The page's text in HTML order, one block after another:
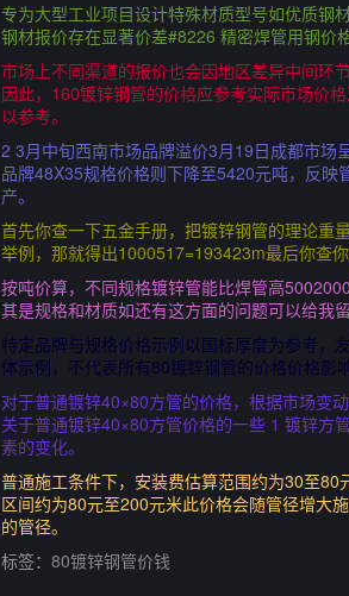
专为大型工业项目设计特殊材质型号如优质钢
钢材报价存在显著价差#8226 精密焊管用钢价
市场上不同渠道的报价也会因地区差异中间环
因此，160镀锌钢管的价格应参考实际市场价
以参考。
2 3月中旬西南市场品牌溢价3月19日成都市场
品牌48X35规格价格则下降至5420元吨，反
产。
首先你查一下五金手册，把镀锌钢管的理论
举例，那就得出1000517=193423m最后你查
按吨价算，不同规格镀锌管能比焊管高
其是规格和材质如还有这方面的问题可以给我
特定品牌与规格价格示例以国标厚度为参考，
体示例，不代表所有80镀锌钢管的价格价格影
对于普通镀锌40×80方管的价格，根据市场变
关于普通镀锌40×80方管价格的一些 1 镀锌方
素的变化。
普通施工条件下，安装费估算范围约为30至
区间约为80元至200元米此价格会随管径增大
的管径。
标签： 80镀锌钢管价钱